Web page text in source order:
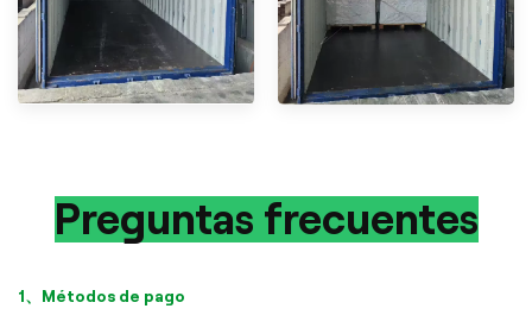
Preguntas frecuentes
1、Métodos de pago